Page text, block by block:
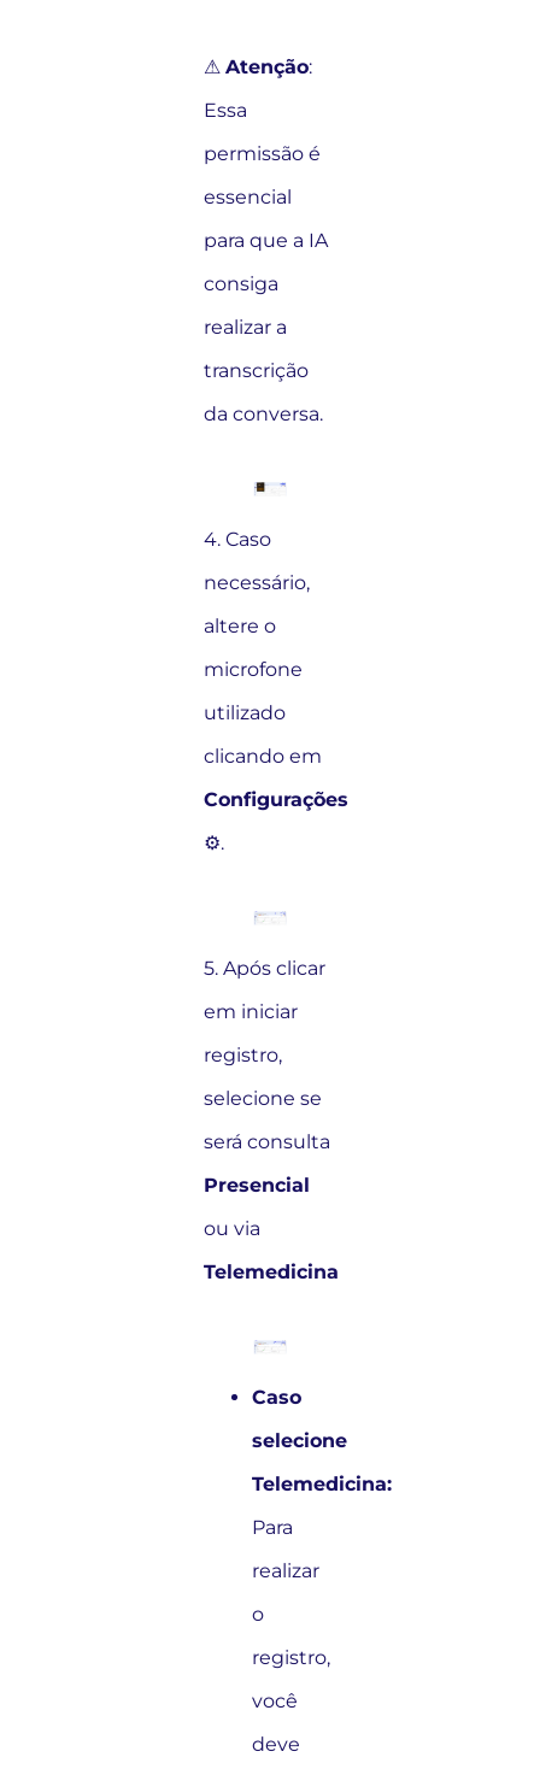
⚠Atenção:
Essa
permissão é
essencial
para que a IA
consiga
realizar a
transcrição
da conversa.
4. Caso
necessário,
altere o
microfone
utilizado
clicando em
Configurações
⚙️.
5. Após clicar
em iniciar
registro,
selecione se
será consulta
Presencial
ou via
Telemedicina
Caso
selecione
Telemedicina:
Para
realizar
o
registro,
você
deve